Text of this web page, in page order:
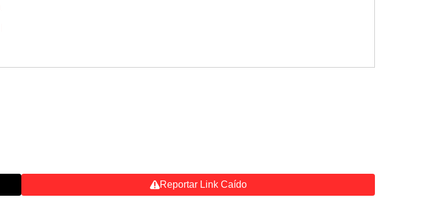
Reportar Link Caído